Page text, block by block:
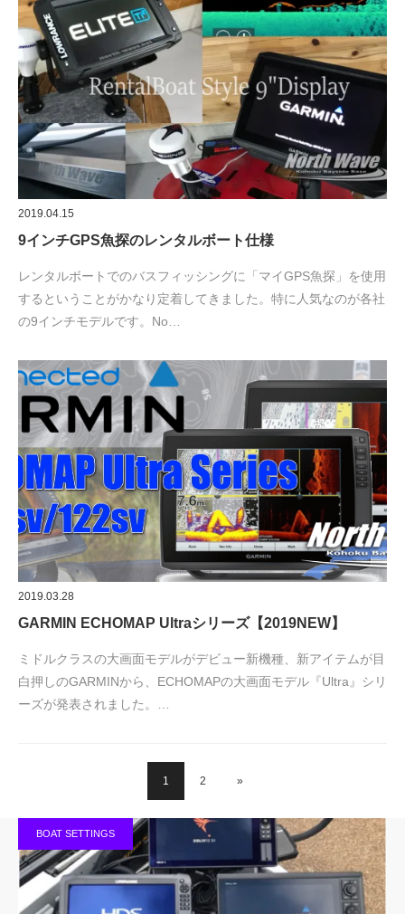
2019.04.15
9インチGPS魚探のレンタルボート仕様
レンタルボートでのバスフィッシングに「マイGPS魚探」を使用
するということがかなり定着してきました。特に人気なのが各社
の9インチモデルです。No…
2019.03.28
GARMIN ECHOMAP Ultraシリーズ【2019NEW】
ミドルクラスの大画面モデルがデビュー新機種、新アイテムが目
白押しのGARMINから、ECHOMAPの大画面モデル『Ultra』シリ
ーズが発表されました。…
1 2 »
BOAT SETTINGS